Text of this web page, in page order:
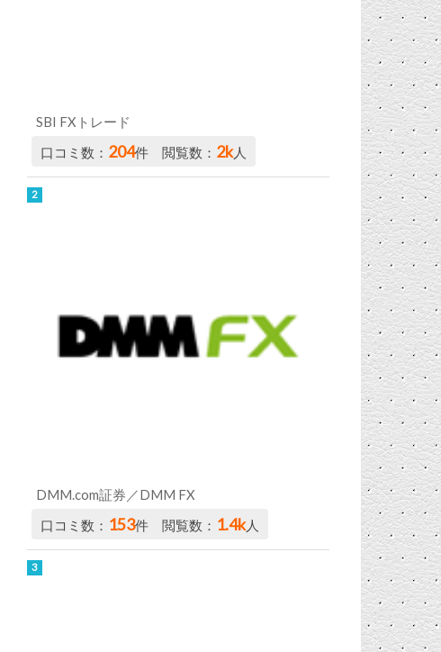
SBI FXトレード
口コミ数： 204件 閲覧数： 2k人
DMM.com証券／DMM FX
口コミ数： 153件 閲覧数： 1.4k人